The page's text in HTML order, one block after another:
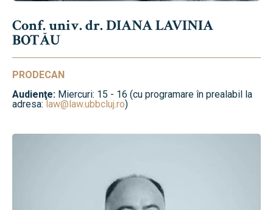
Conf. univ. dr. DIANA LAVINIA
BOTĂU
PRODECAN
Audienţe: Miercuri: 15 - 16 (cu programare în prealabil la
adresa: law@law.ubbcluj.ro)